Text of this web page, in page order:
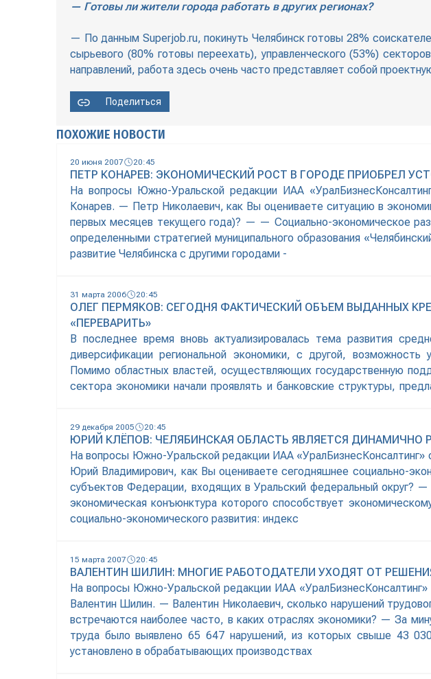
— Готовы ли жители города работать в других регионах?
— По данным Superjob.ru, покинуть Челябинск готовы 28%
сырьевого (80% готовы переехать), управленческого (53%)
направлений, работа здесь очень часто представляет собой
Поделиться
ПОХОЖИЕ НОВОСТИ
20 июня 2007 20:45
ПЕТР КОНАРЕВ: ЭКОНОМИЧЕСКИЙ РОСТ В ГОРОДЕ ПРИОБРЕЛ
На вопросы Южно-Уральской редакции ИАА
Конарев. — Петр Николаевич, как Вы оцениваете ситуацию в
первых месяцев текущего года)? — — Социально-экономическое
определенными стратегией муниципального образования
развитие Челябинска с другими городами -
31 марта 2006 20:45
ОЛЕГ ПЕРМЯКОВ: СЕГОДНЯ ФАКТИЧЕСКИЙ ОБЪЕМ ВЫДАННЫХ
«ПЕРЕВАРИТЬ»
В последнее время вновь актуализировалась тема развития
диверсификации региональной экономики, с другой,
Помимо областных властей, осуществляющих государственную
сектора экономики начали проявлять и банковские структуры,
29 декабря 2005 20:45
ЮРИЙ КЛЁПОВ: ЧЕЛЯБИНСКАЯ ОБЛАСТЬ ЯВЛЯЕТСЯ
На вопросы Южно-Уральской редакции ИАА
Юрий Владимирович, как Вы оцениваете сегодняшнее социально-
субъектов Федерации, входящих в Уральский федеральный округ?
экономическая конъюнктура которого способствует
социально-экономического развития: индекс
15 марта 2007 20:45
ВАЛЕНТИН ШИЛИН: МНОГИЕ РАБОТОДАТЕЛИ УХОДЯТ ОТ
На вопросы Южно-Уральской редакции ИАА «УралБизнесКонсалтинг»
Валентин Шилин. — Валентин Николаевич, сколько нарушений
встречаются наиболее часто, в каких отраслях экономики? — За
труда было выявлено 65 647 нарушений, из которых свыше 43
установлено в обрабатывающих производствах